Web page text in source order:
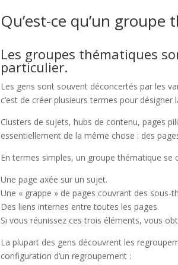
Qu’est-ce qu’un groupe
Les groupes thématiques
particulier.
Les gens sont souvent déconcertés par les
c’est de créer plusieurs termes pour désigner
Clusters de sujets, hubs de contenu, pages
essentiellement de la même chose : des
En termes simples, un groupe thématique se
Une page axée sur un sujet.
Une « grappe » de pages couvrant des
Des liens internes entre toutes les pages.
Si vous réunissez ces trois éléments, vous
La plupart des gens découvrent les
configuration d’un regroupement :